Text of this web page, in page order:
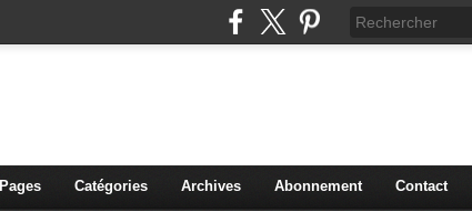
Pages Catégories Archives Abonnement Contact